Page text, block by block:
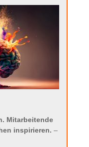
Mitarbeitende
inspirieren. –